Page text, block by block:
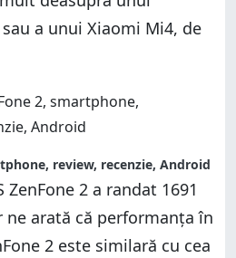
a unui Xiaomi Mi4, de
review, recenzie, Android
ZenFone 2 a randat 1691
ne arată că performanța în
2 este similară cu cea